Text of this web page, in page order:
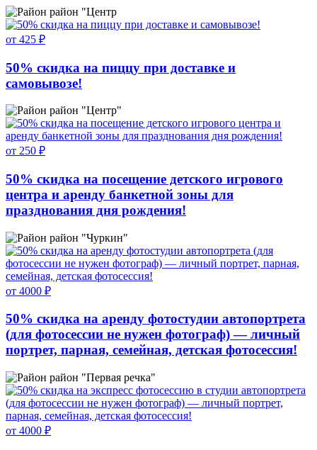
район "Центр
от 425 ₽
50% скидка на пиццу при доставке и
самовывозе!
район "Центр"
от 250 ₽
50% скидка на посещение детского игрового
центра и аренду банкетной зоны для
празднования дня рождения!
район "Чуркин"
от 4000 ₽
50% скидка на аренду фотостудии автопортрета
(для фотосессии не нужен фотограф) — личный
портрет, парная, семейная, детская фотосессия!
район "Первая речка"
от 4000 ₽